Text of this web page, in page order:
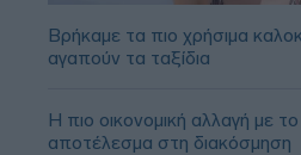
Βρήκαμε τα πιο χρήσιμα
αγαπούν τα ταξίδια
Η πιο οικονομική αλλαγή με
αποτέλεσμα στη διακόσμηση